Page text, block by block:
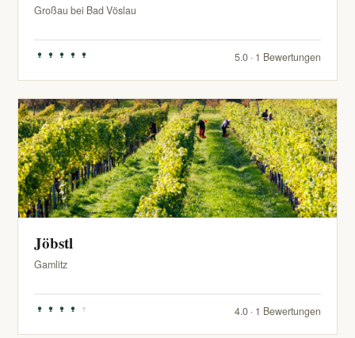
Großau bei Bad Vöslau
5.0 · 1 Bewertungen
Jöbstl
Gamlitz
4.0 · 1 Bewertungen